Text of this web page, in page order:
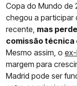
Copa do Mundo de
chegou a participar
recente, mas
comissão técnica
Mesmo assim, o
margem para
Madrid pode ser